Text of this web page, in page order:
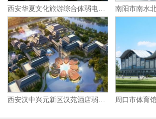
西安汉中兴元新区汉苑酒店弱电智能化集成项目